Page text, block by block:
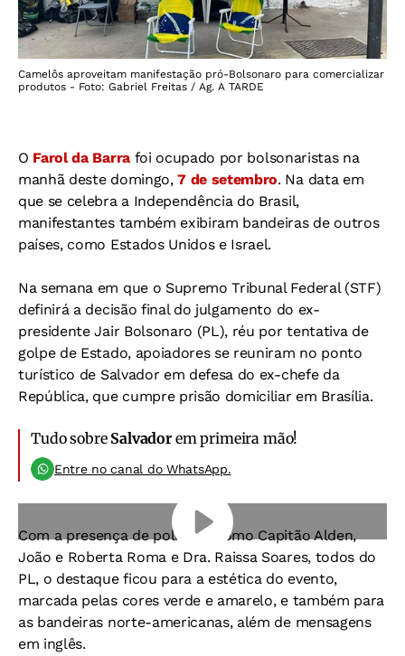
Camelôs aproveitam manifestação pró-Bolsonaro para comercializar
produtos - Foto: Gabriel Freitas / Ag. A TARDE
O Farol da Barrafoi ocupado por bolsonaristas na
manhã deste domingo,7 de setembro. Na data em
que se celebra a Independência do Brasil,
manifestantes também exibiram bandeiras de outros
países, como Estados Unidos e Israel.
Na semana em que o Supremo Tribunal Federal (STF)
definirá a decisão final do julgamento do ex-
presidente Jair Bolsonaro (PL), réu por tentativa de
golpe de Estado, apoiadores se reuniram no ponto
turístico de Salvador em defesa do ex-chefe da
República, que cumpre prisão domiciliar em Brasília.
Tudo sobre Salvadorem primeira mão!
Entre no canal do WhatsApp.
Com a presença de políticos como Capitão Alden,
João e Roberta Roma e Dra. Raissa Soares, todos do
PL, o destaque ficou para a estética do evento,
marcada pelas cores verde e amarelo, e também para
as bandeiras norte-americanas, além de mensagens
em inglês.